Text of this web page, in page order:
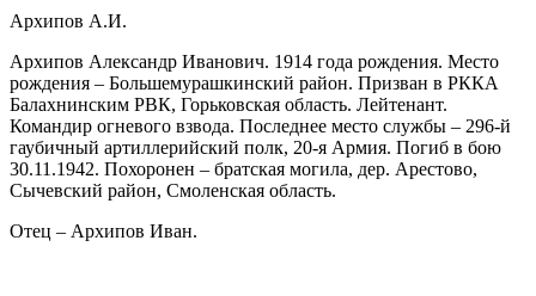
Архипов А.И.
Архипов Александр Иванович. 1914 года рождения. Место
рождения – Большемурашкинский район. Призван в РККА
Балахнинским РВК, Горьковская область. Лейтенант.
Командир огневого взвода. Последнее место службы – 296-й
гаубичный артиллерийский полк, 20-я Армия. Погиб в бою
30.11.1942. Похоронен – братская могила, дер. Арестово,
Сычевский район, Смоленская область.
Отец – Архипов Иван.